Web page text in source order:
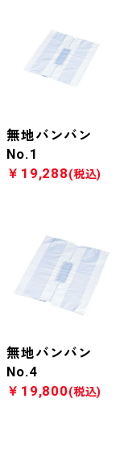
無地バンバン
No.1
￥19,288(税込)
無地バンバン
No.4
￥19,800(税込)